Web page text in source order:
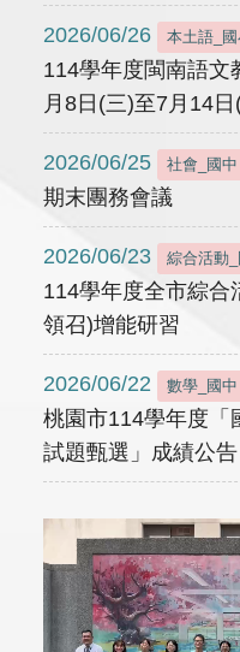
2026/06/26 本土語_
114學年度閩南語文
月8日(三)至7月14
2026/06/25 社會_國中
期末團務會議
2026/06/23 綜合活動_
114學年度全市綜合
領召)增能研習
2026/06/22 數學_國中
桃園市114學年度「
試題甄選」成績公告